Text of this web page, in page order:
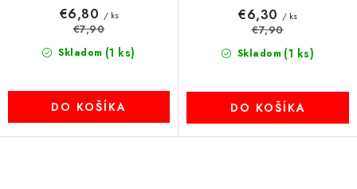
Skladom (1 ks)
€6,80 / ks
€7,90
DO KOŠÍKA
Skladom (1 ks)
€6,30 / ks
€7,90
DO KOŠÍKA